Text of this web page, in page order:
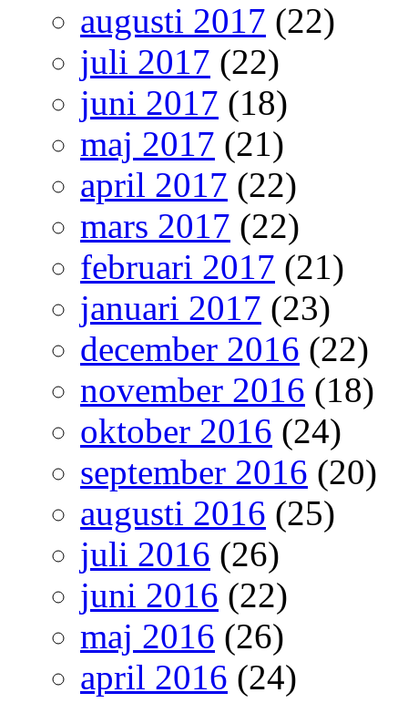
augusti 2017 (22)
juli 2017 (22)
juni 2017 (18)
maj 2017 (21)
april 2017 (22)
mars 2017 (22)
februari 2017 (21)
januari 2017 (23)
december 2016 (22)
november 2016 (18)
oktober 2016 (24)
september 2016 (20)
augusti 2016 (25)
juli 2016 (26)
juni 2016 (22)
maj 2016 (26)
april 2016 (24)